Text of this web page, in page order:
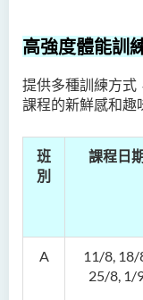
高強度體能訓
提供多種訓練方式
課程的新鮮感和趣
班
別
課程日
A
11/8, 18/
25/8, 1/